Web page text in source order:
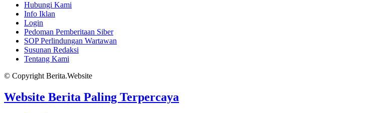
Hubungi Kami
Info Iklan
Login
Pedoman Pemberitaan Siber
SOP Perlindungan Wartawan
Susunan Redaksi
Tentang Kami
© Copyright Berita.Website
Website Berita Paling Terpercaya